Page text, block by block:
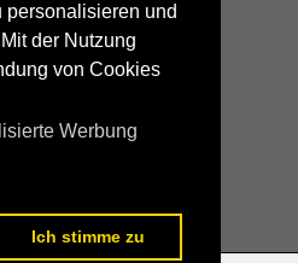
personalisieren und
der Nutzung
von Cookies
Werbung
Ich stimme zu